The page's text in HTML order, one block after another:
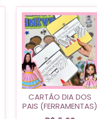
CARTÃO DIA DOS
PAIS (FERRAMENTAS)